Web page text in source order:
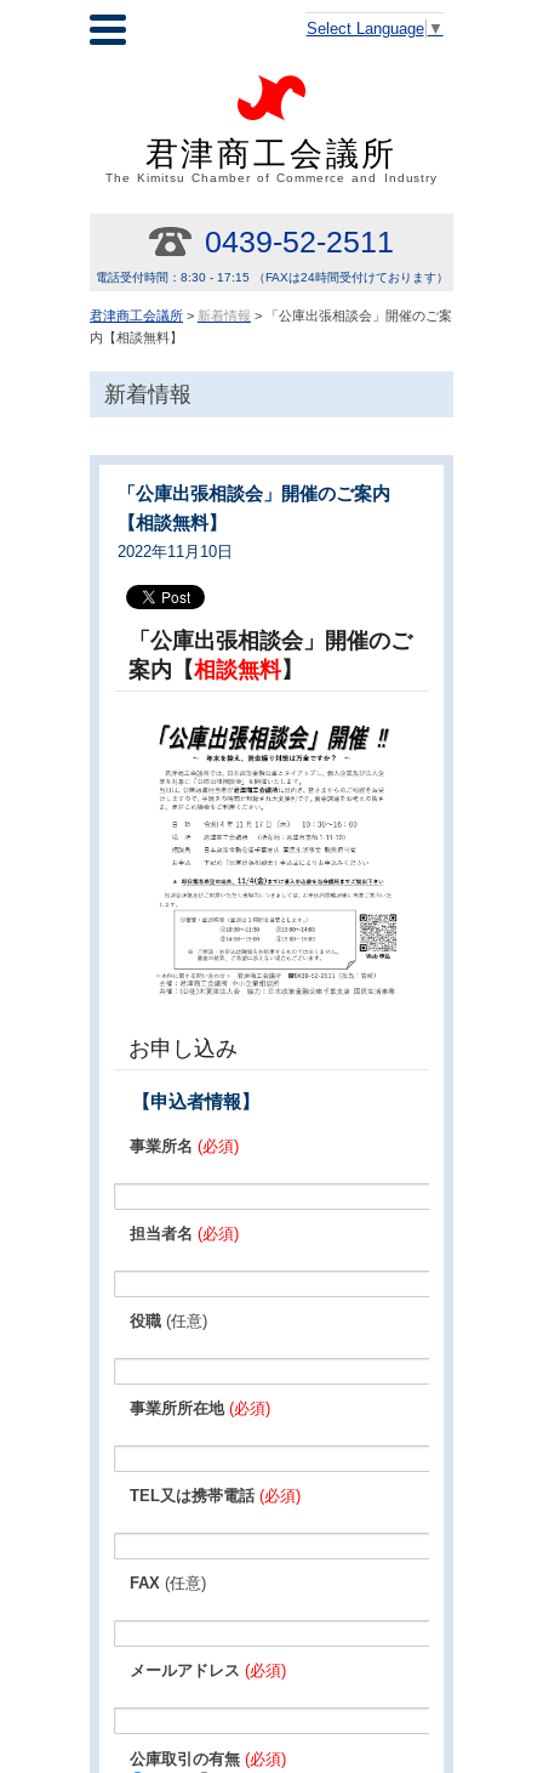
Select Language ▼
君津商工会議所
The Kimitsu Chamber of Commerce and Industry
0439-52-2511
電話受付時間：8:30 - 17:15 （FAXは24時間受付けております）
君津商工会議所 > 新着情報 > 「公庫出張相談会」開催のご案
内【相談無料】
新着情報
「公庫出張相談会」開催のご案内
【相談無料】
2022年11月10日
「公庫出張相談会」開催のご
案内【相談無料】
お申し込み
【申込者情報】
事業所名 (必須)
担当者名 (必須)
役職 (任意)
事業所所在地 (必須)
TEL又は携帯電話 (必須)
FAX (任意)
メールアドレス (必須)
公庫取引の有無 (必須)